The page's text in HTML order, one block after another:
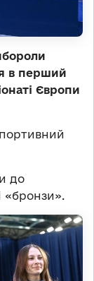
в перший
Європи
до
«бронзи».